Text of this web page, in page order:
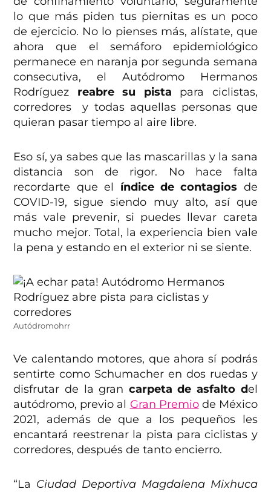
lo que más piden tus piernitas es un poco
de ejercicio. No lo pienses más, alístate, que
ahora que el semáforo epidemiológico
permanece en naranja por segunda semana
consecutiva, el Autódromo Hermanos
Rodríguez reabre su pista para ciclistas,
corredores y todas aquellas personas que
quieran pasar tiempo al aire libre.
Eso sí, ya sabes que las mascarillas y la sana
distancia son de rigor. No hace falta
recordarte que el índice de contagios de
COVID-19, sigue siendo muy alto, así que
más vale prevenir, si puedes llevar careta
mucho mejor. Total, la experiencia bien vale
la pena y estando en el exterior ni se siente.
Autódromohrr
Ve calentando motores, que ahora sí podrás
sentirte como Schumacher en dos ruedas y
disfrutar de la gran carpeta de asfalto del
autódromo, previo al Gran Premiode México
2021, además de que a los pequeños les
encantará reestrenar la pista para ciclistas y
corredores, después de tanto encierro.
“La Ciudad Deportiva Magdalena Mixhuca